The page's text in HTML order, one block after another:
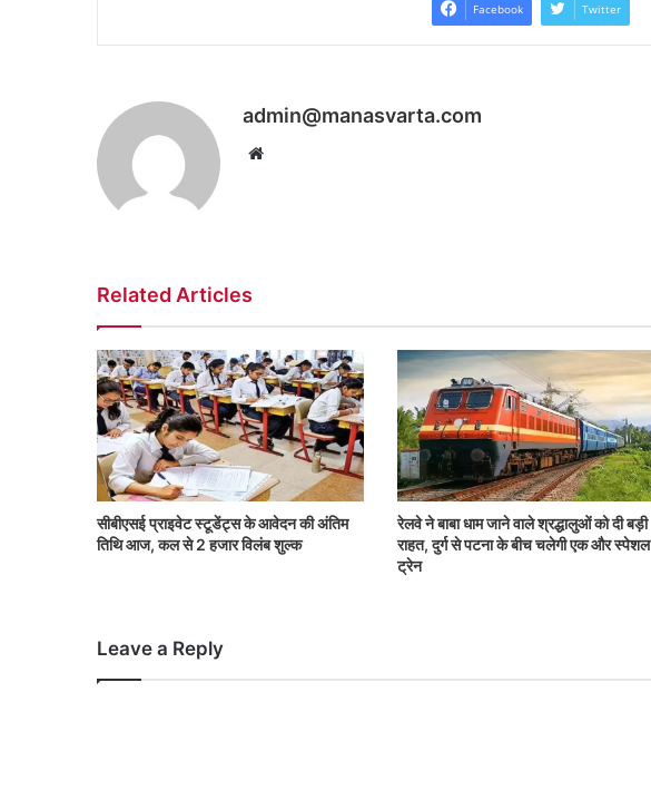
Facebook Twitter
admin@manasvarta.com
Website
Related Articles
सीबीएसई प्राइवेट स्टूडेंट्स के आवेदन की अंतिम
तिथि आज, कल से 2 हजार विलंब शुल्क
रेलवे ने बाबा धाम जाने वाले श्रद्धालुओं को दी बड़ी
राहत, दुर्ग से पटना के बीच चलेगी एक और स्पेशल
ट्रेन
Leave a Reply